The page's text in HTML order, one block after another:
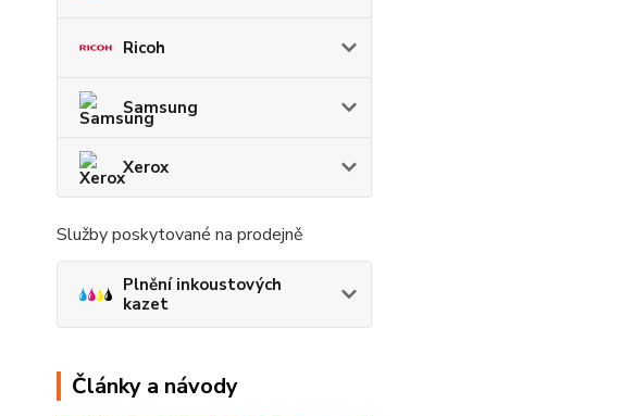
Ricoh
Samsung
Xerox
Služby poskytované na prodejně
Plnění inkoustových
kazet
Články a návody